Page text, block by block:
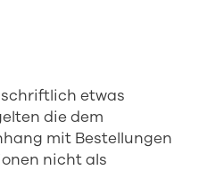
etwas
die dem
mit Bestellungen
nicht als